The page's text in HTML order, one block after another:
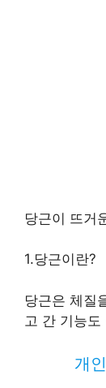
당근이 뜨거
1.당근이란?
당근은 체질
고 간 기능도
개